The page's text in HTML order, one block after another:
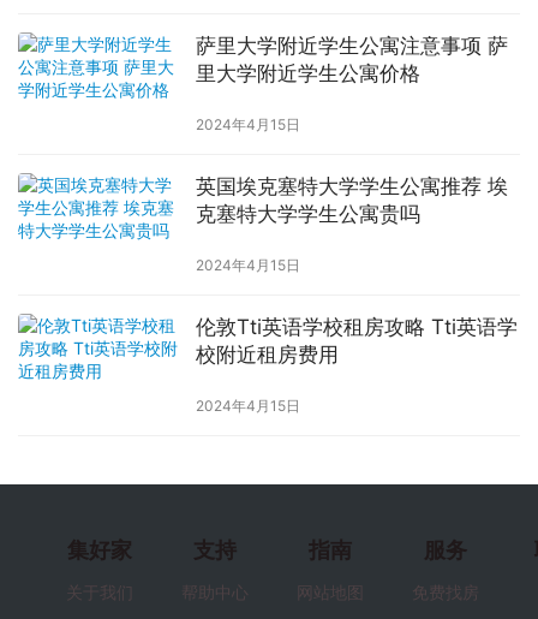
萨里大学附近学生公寓注意事项 萨
里大学附近学生公寓价格
2024年4月15日
英国埃克塞特大学学生公寓推荐 埃
克塞特大学学生公寓贵吗
2024年4月15日
伦敦Tti英语学校租房攻略 Tti英语学
校附近租房费用
2024年4月15日
集好家
关于我们
支持
帮助中心
指南
网站地图
服务
免费找房